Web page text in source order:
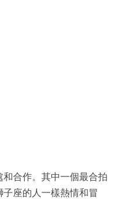
合作。其中一個最合拍
座的人一樣熱情和冒